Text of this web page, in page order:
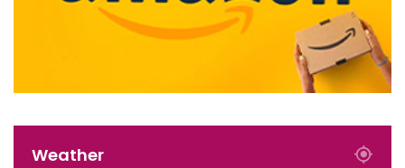
Weather